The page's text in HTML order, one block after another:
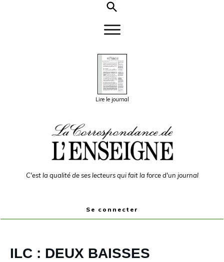
Lire le journal
C'est la qualité de ses lecteurs qui fait la force d'un journal
Se connecter
ILC : DEUX BAISSES